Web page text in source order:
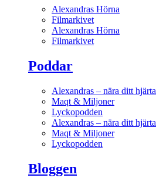
Alexandras Hörna
Filmarkivet
Alexandras Hörna
Filmarkivet
Poddar
Alexandras – nära ditt hjärta
Maqt & Miljoner
Lyckopodden
Alexandras – nära ditt hjärta
Maqt & Miljoner
Lyckopodden
Bloggen